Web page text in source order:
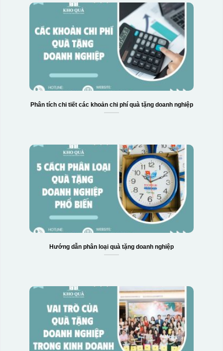
Hộp xi 6 bát cơm
Phân tích chi tiết các khoản chi phí quà tặng doanh nghiệp
Hướng dẫn phân loại quà tặng doanh nghiệp